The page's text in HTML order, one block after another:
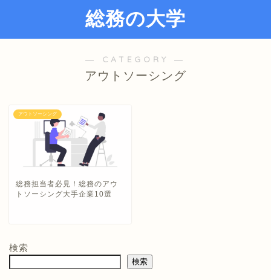
総務の大学
― CATEGORY ―
アウトソーシング
アウトソーシング
総務担当者必見！総務のアウ
トソーシング大手企業10選
検索
検索